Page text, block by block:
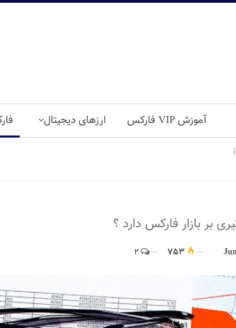
آموزش VIP فارکس ارزهای دیجیتال
753